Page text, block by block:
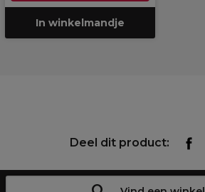
In winkelmandje
Deel dit product: